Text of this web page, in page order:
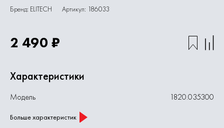
Бренд: ELITECH Артикул: 186033
2 490 ₽
Характеристики
Модель 1820.035300
Больше характеристик